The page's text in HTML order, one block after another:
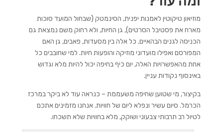
מוזיאון טיקוטין לאמנות יפנית, הסינמטק (שבחול המועד סוכות
מארח את פסטיבל הסרטים), גן החיות, ולא רחוק משם נמצאת גם
הכניסה לגנים הבהאיים. כל אלה בין מסעדות, פאבים, גן האם
המפורסם ואפילו מועדוני מוזיקה והופעות חיות. למי שחובבים כל
אחת מהאפשרויות האלה, יום כיף בחיפה יכול להיות מלא וגדוש
באינסוף נקודות עניין.
בקיצור, מי שטוען שחיפה משעממת – כנראה עוד לא ביקר במרכז
הכרמל. סיום עשיר ונפלא ליום של חוויות. אנחנו מזמינים אתכם
לטיול רב תרבותי צבעוני ושוקק, מלא בחוויות שלא תשכחו.